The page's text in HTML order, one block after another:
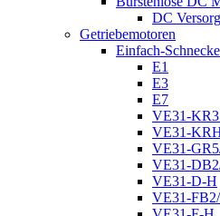
DC
Getriebemotoren
Einfach-
E1
E3
E7
VE31-
VE31-
VE31-
VE31-
VE31-D-H
VE31-